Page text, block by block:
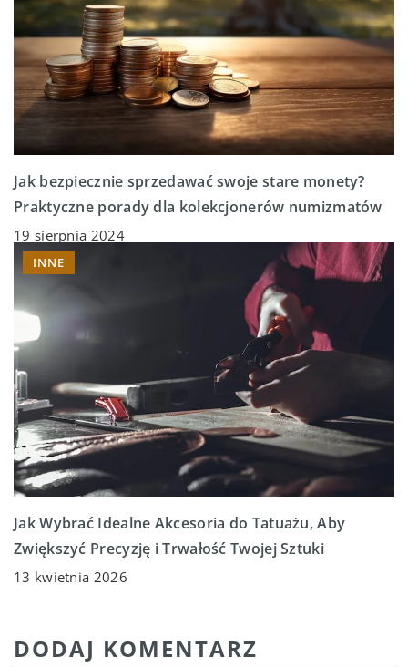
Jak bezpiecznie sprzedawać swoje stare monety?
Praktyczne porady dla kolekcjonerów numizmatów
19 sierpnia 2024
INNE
Jak Wybrać Idealne Akcesoria do Tatuażu, Aby
Zwiększyć Precyzję i Trwałość Twojej Sztuki
13 kwietnia 2026
DODAJ KOMENTARZ